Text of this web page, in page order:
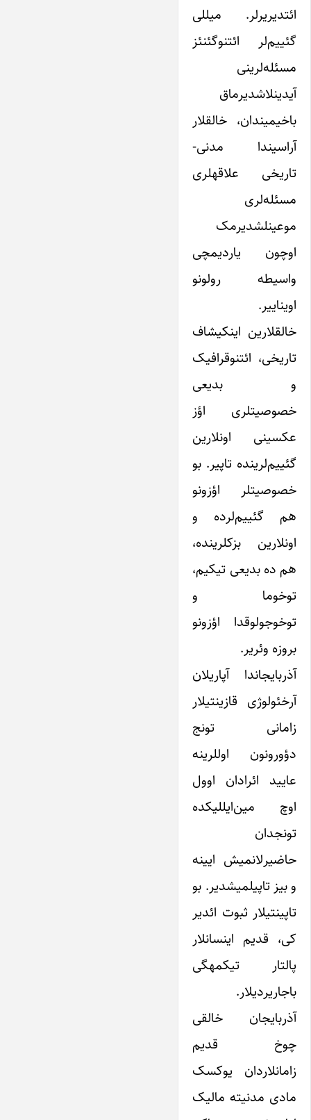
ائتدیریرلر. میللی
گئییم‌لر ائتنوگئنئز
مسئله‌لرینی
آیدینلاشدیرماق
باخیمیندان، خالقلار
آراسیندا مدنی-
تاریخی علاقهلری
مسئله‌لری
موعینلشدیرمک
اوچون یاردیمچی
واسیطه رولونو
اویناییر.
خالقلارین اینکیشاف
تاریخی، ائتنوقرافیک
و بدیعی
خصوصیتلری اؤز
عکسینی اونلارین
گئییم‌لرینده تاپیر. بو
خصوصیتلر اؤزونو
هم گئییم‌لرده و
اونلارین بزکلرینده،
هم ده بدیعی تیکیم،
توخوما و
توخوجولوقدا اؤزونو
بروزه وئریر.
آذربایجاندا آپاریلان
آرخئولوژی قازینتیلار
زامانی تونج
دؤورونون اوللرینه
عایید ائرادان اوول
اوچ مین‌ایللیکده
تونجدان
حاضیرلانمیش ایینه
و بیز تاپیلمیشدیر. بو
تاپینتیلار ثبوت ائدیر
کی، قدیم اینسانلار
پالتار تیکمهگی
باجاریردیلار.
آذربایجان خالقی
چوخ قدیم
زامانلاردان یوکسک
مادی مدنیته مالیک